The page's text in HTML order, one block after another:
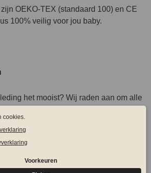
OEKO-TEX (standaard 100) en CE
100% veilig voor jou baby.
het mooist? Wij raden aan om alle
binnenstebuiten op 30°C graden te
in de droger, anders is er kans dat de
kleintje het niet meer aan kan en dat is